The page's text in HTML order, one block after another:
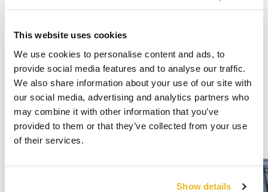
This website uses cookies
We use cookies to personalise content and ads, to
provide social media features and to analyse our traffic.
We also share information about your use of our site with
our social media, advertising and analytics partners who
may combine it with other information that you’ve
provided to them or that they’ve collected from your use
of their services.
Show details